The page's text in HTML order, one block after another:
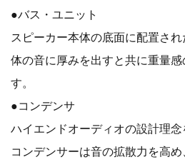
●バス・ユニット
スピーカー本体の底面に配置さ
体の音に厚みを出すと共に重量
す。
●コンデンサ
ハイエンドオーディオの設計理
コンデンサーは音の拡散力を高